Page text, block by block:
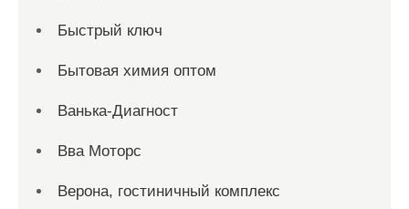
Быстрый ключ
Бытовая химия оптом
Ванька-Диагност
Вва Моторс
Верона, гостиничный комплекс